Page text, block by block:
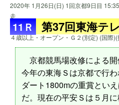
2020年 1月26日(日) 1回京都9日目
走
11Ｒ 第37回東海テ
４歳以上・オープン・Ｇ２(別定) (国際
京都競馬場改修による開
今年の東海Ｓは京都で行
ダート1800mの重賞とい
だ。現在の平安Ｓは５月